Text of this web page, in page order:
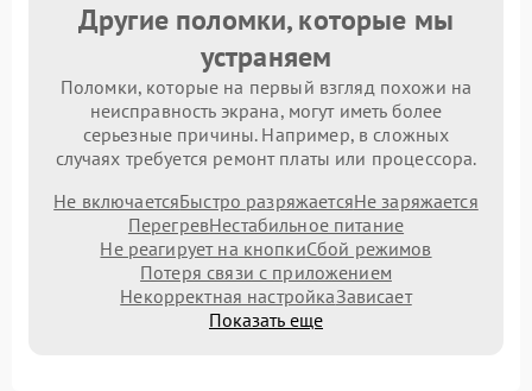
Другие поломки, которые мы
устраняем
Поломки, которые на первый взгляд похожи на
неисправность экрана, могут иметь более
серьезные причины. Например, в сложных
случаях требуется ремонт платы или процессора.
Не включаетсяБыстро разряжаетсяНе заряжается
ПерегревНестабильное питание
Не реагирует на кнопкиСбой режимов
Потеря связи с приложением
Некорректная настройкаЗависает
Показать еще